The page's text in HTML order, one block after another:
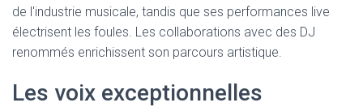
de l'industrie musicale, tandis que ses performances live
électrisent les foules. Les collaborations avec des DJ
renommés enrichissent son parcours artistique.
Les voix exceptionnelles